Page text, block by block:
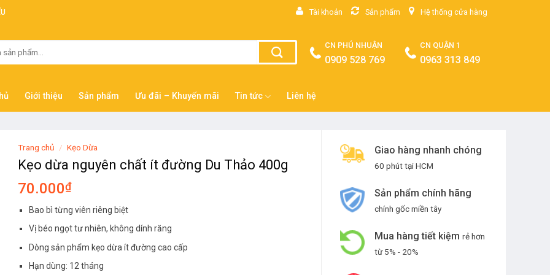
Tài khoản Sản phẩm Hệ thống cửa hàng
CN PHÚ NHUẬN
0909 528 769
CN QUẬN 1
0963 313 849
Giới thiệu Sản phẩm Ưu đãi – Khuyến mãi Tin tức Liên hệ
Giao hàng nhanh chóng
60 phút tại HCM
Sản phẩm chính hãng
chính gốc miền tây
Mua hàng tiết kiệm rẻ hơn
từ 5% - 20%
Trang chủ / Kẹo Dừa
Kẹo dừa nguyên chất ít đường Du Thảo 400g
70.000₫
Bao bì từng viên riêng biệt
Vị béo ngọt tư nhiên, không dính răng
Dòng sản phẩm kẹo dừa ít đường cao cấp
Hạn dùng: 12 tháng